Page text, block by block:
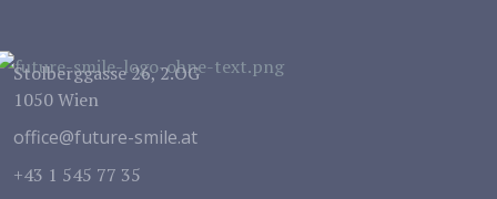
Stolberggasse 26, 2.OG
1050 Wien
office@future-smile.at
+43 1 545 77 35